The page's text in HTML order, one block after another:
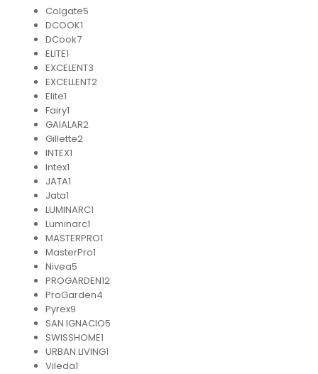
Colgate5
DCOOK1
DCook7
ELITE1
EXCELENT3
EXCELLENT2
Elite1
Fairy1
GAIALAR2
Gillette2
INTEX1
Intex1
JATA1
Jata1
LUMINARC1
Luminarc1
MASTERPRO1
MasterPro1
Nivea5
PROGARDEN12
ProGarden4
Pyrex9
SAN IGNACIO5
SWISSHOME1
URBAN LIVING1
Vileda1